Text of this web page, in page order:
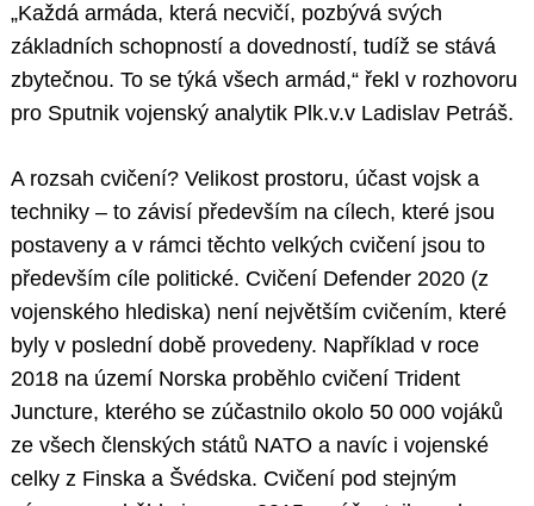
„Každá armáda, která necvičí, pozbývá svých
základních schopností a dovedností, tudíž se stává
zbytečnou. To se týká všech armád,“ řekl v rozhovoru
pro Sputnik vojenský analytik Plk.v.v Ladislav Petráš.
A rozsah cvičení? Velikost prostoru, účast vojsk a
techniky – to závisí především na cílech, které jsou
postaveny a v rámci těchto velkých cvičení jsou to
především cíle politické. Cvičení Defender 2020 (z
vojenského hlediska) není největším cvičením, které
byly v poslední době provedeny. Například v roce
2018 na území Norska proběhlo cvičení Trident
Juncture, kterého se zúčastnilo okolo 50 000 vojáků
ze všech členských států NATO a navíc i vojenské
celky z Finska a Švédska. Cvičení pod stejným